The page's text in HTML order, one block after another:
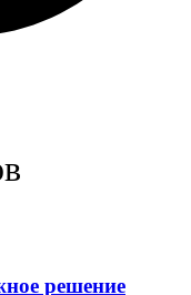
решение